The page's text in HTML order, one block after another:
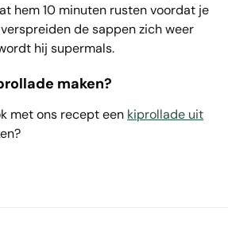
hem 10 minuten rusten voordat je
de sappen zich weer
hij supermals.
maken?
met ons recept een kiprollade uit